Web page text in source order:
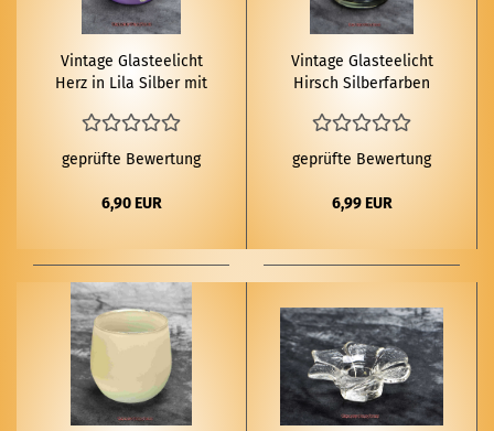
Vin­ta­ge Glas­tee­licht
Herz in Lila Sil­ber mit
geprüfte Bewertung
6,90 EUR
Vin­ta­ge Glas­tee­licht
Hirsch Sil­ber­far­ben
geprüfte Bewertung
6,99 EUR